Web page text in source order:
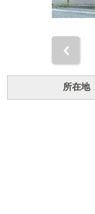
所在地